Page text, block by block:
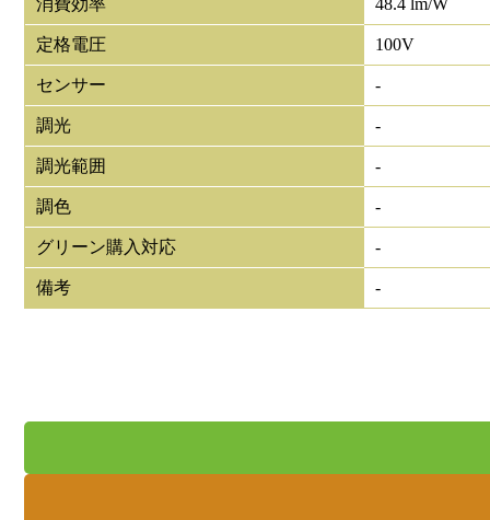
消費効率 48.4 lm/W
定格電圧 100V
センサー -
調光 -
調光範囲 -
調色 -
グリーン購入対応 -
備考 -